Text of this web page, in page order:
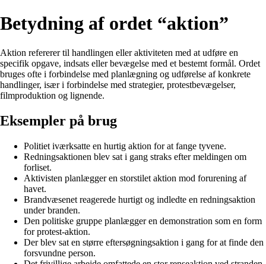
Betydning af ordet “aktion”
Aktion refererer til handlingen eller aktiviteten med at udføre en
specifik opgave, indsats eller bevægelse med et bestemt formål. Ordet
bruges ofte i forbindelse med planlægning og udførelse af konkrete
handlinger, især i forbindelse med strategier, protestbevægelser,
filmproduktion og lignende.
Eksempler på brug
Politiet iværksatte en hurtig aktion for at fange tyvene.
Redningsaktionen blev sat i gang straks efter meldingen om
forliset.
Aktivisten planlægger en storstilet aktion mod forurening af
havet.
Brandvæsenet reagerede hurtigt og indledte en redningsaktion
under branden.
Den politiske gruppe planlægger en demonstration som en form
for protest-aktion.
Der blev sat en større eftersøgningsaktion i gang for at finde den
forsvundne person.